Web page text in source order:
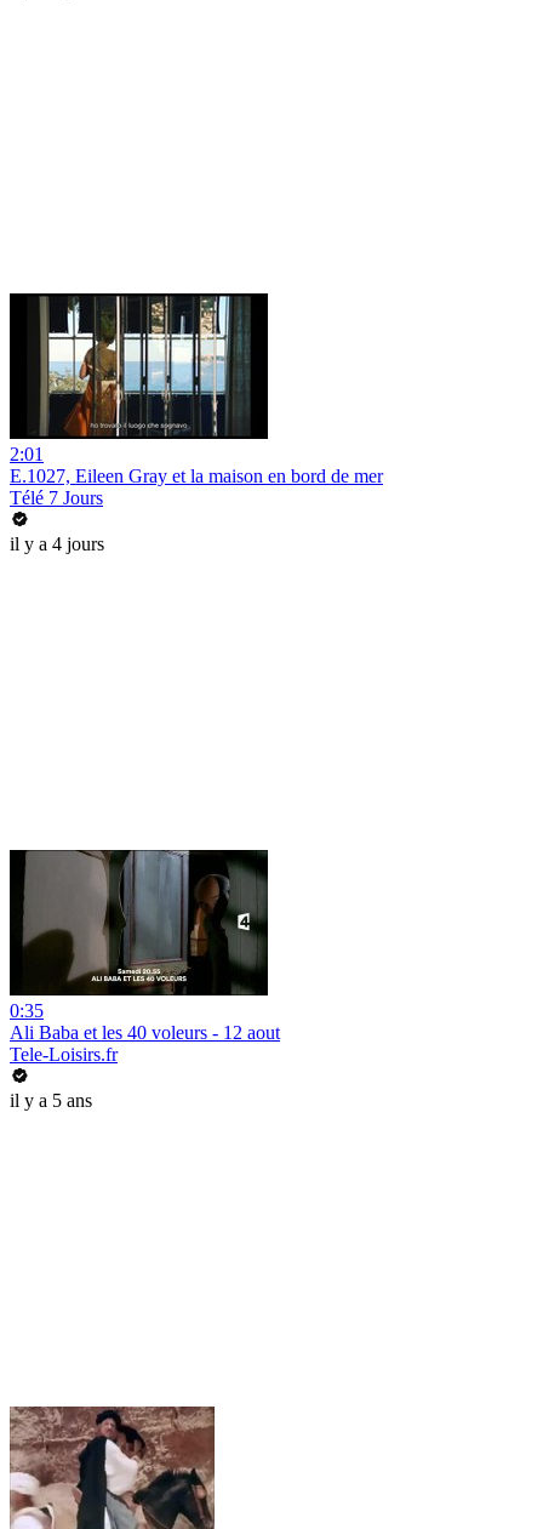
2:01
E.1027, Eileen Gray et la maison en bord de mer
Télé 7 Jours
il y a 4 jours
0:35
Ali Baba et les 40 voleurs - 12 aout
Tele-Loisirs.fr
il y a 5 ans